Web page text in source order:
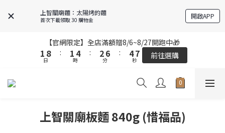
上智關廟麵：太陽烤的麵
首次下載領取 30 購物金 開啟APP
【官網限定】全店滿額贈8/6~8/27開跑中🎁
5
4
1
0
9
8
7
2
日
:
5
4
2
1
0
8
7
5
4
3
時
:
6
3
2
1
7
6
5
0
分
:
5
4
3
8
7
6
5
4
1
秒 前往選購
【官網限定】全店滿額贈8/6~8/27開跑中🎁
5
4
1
0
9
8
7
2
日
:
5
4
2
1
0
8
7
5
4
3
時
:
6
3
2
1
7
6
5
0
分
:
5
4
3
8
7
6
5
4
1
秒 前往選購
全站超商取貨滿439元免運 / 宅配滿千免運
【結帳提醒】下單前請再次確認品項及數量。修改、取消訂單請洽
客服，線上付款退款將酌收金流手續費。
5
5 8
6
8
上智關廟板麵 840g (惜福品)